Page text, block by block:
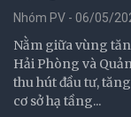
Nhóm PV - 06/05/
Nằm giữa vùng
Hải Phòng và
thu hút đầu tư,
cơ sở hạ tầng...